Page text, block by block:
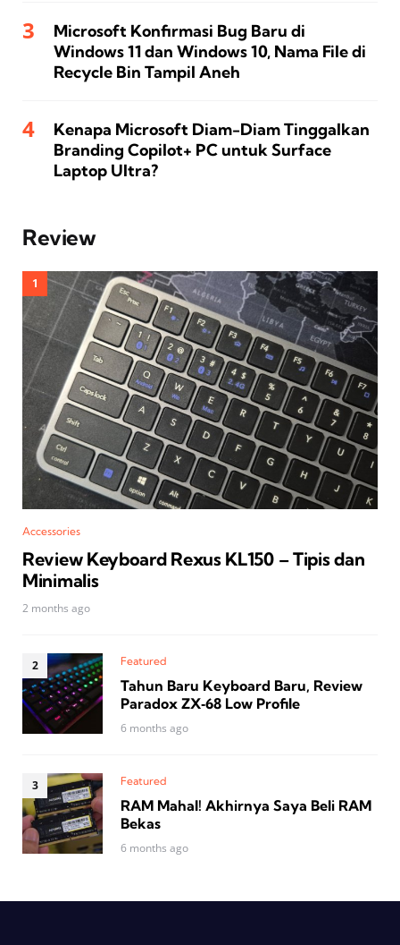
Microsoft Konfirmasi Bug Baru di
Windows 11 dan Windows 10, Nama File di
Recycle Bin Tampil Aneh
Kenapa Microsoft Diam-Diam Tinggalkan
Branding Copilot+ PC untuk Surface
Laptop Ultra?
Review
Accessories
Review Keyboard Rexus KL150 – Tipis dan
Minimalis
2 months ago
Featured
Tahun Baru Keyboard Baru, Review
Paradox ZX‑68 Low Profile
6 months ago
Featured
RAM Mahal! Akhirnya Saya Beli RAM
Bekas
6 months ago